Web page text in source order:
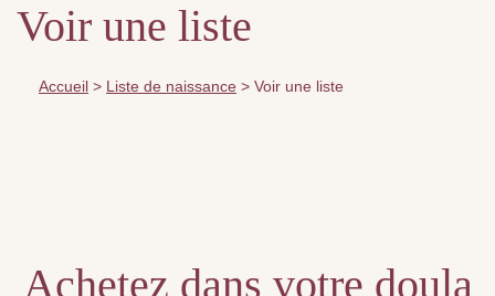
Voir une liste
Accueil > Liste de naissance > Voir une liste
Achetez dans votre doula